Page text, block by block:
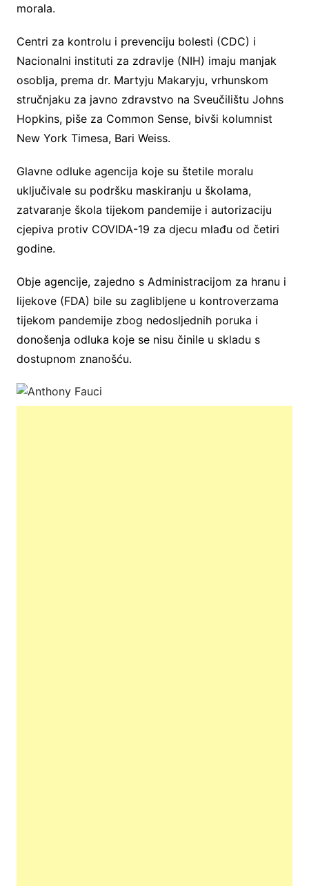
morala.
Centri za kontrolu i prevenciju bolesti (CDC) i
Nacionalni instituti za zdravlje (NIH) imaju manjak
osoblja, prema dr. Martyju Makaryju, vrhunskom
stručnjaku za javno zdravstvo na Sveučilištu Johns
Hopkins, piše za Common Sense, bivši kolumnist
New York Timesa, Bari Weiss.
Glavne odluke agencija koje su štetile moralu
uključivale su podršku maskiranju u školama,
zatvaranje škola tijekom pandemije i autorizaciju
cjepiva protiv COVIDA-19 za djecu mlađu od četiri
godine.
Obje agencije, zajedno s Administracijom za hranu i
lijekove (FDA) bile su zaglibljene u kontroverzama
tijekom pandemije zbog nedosljednih poruka i
donošenja odluka koje se nisu činile u skladu s
dostupnom znanošću.